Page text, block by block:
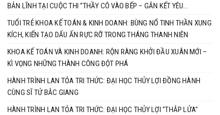
BẢN LĨNH TẠI CUỘC THI “THẦY CÔ VÀO BẾP – GẮN KẾT YÊU
THƯƠNG”
TUỔI TRẺ KHOA KẾ TOÁN & KINH DOANH: BÙNG NỔ TINH THẦN XUNG
KÍCH, KIẾN TẠO DẤU ẤN RỰC RỠ TRONG THÁNG THANH NIÊN
KHOA KẾ TOÁN VÀ KINH DOANH: RỘN RÀNG KHỞI ĐẦU XUÂN MỚI –
KÌ VỌNG NHỮNG THÀNH CÔNG ĐỘT PHÁ
HÀNH TRÌNH LAN TỎA TRI THỨC: ĐẠI HỌC THỦY LỢI ĐỒNG HÀNH
CÙNG SĨ TỬ BẮC GIANG
HÀNH TRÌNH LAN TỎA TRI THỨC: ĐẠI HỌC THỦY LỢI "THẮP LỬA"